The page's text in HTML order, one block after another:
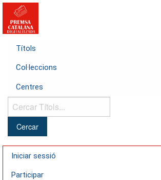
Títols
Col·leccions
Centres
Cercar
Títols...
Iniciar sessió
Participar